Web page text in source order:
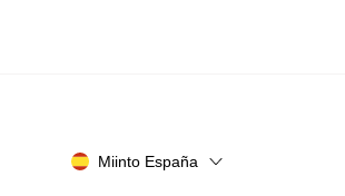
Miinto España